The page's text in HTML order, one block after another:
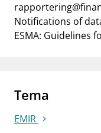
Notifications of
ESMA: Guidelines
Tema
EMIR